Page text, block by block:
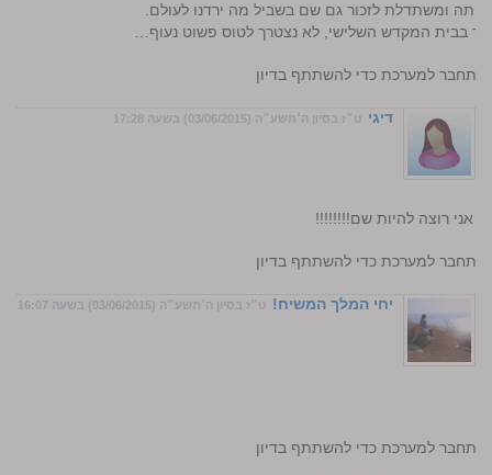
ומשתדלת לזכור גם שם בשביל מה ירדנו לעולם.
בבית המקדש השלישי, לא נצטרך לטוס פשוט נעוף…
התחבר למערכת כדי להשתתף בדיון
דיגי ט״ז בסיון ה׳תשע״ה (03/06/2015) בשעה 17:28
אני רוצה להיות שם!!!!!!!!
התחבר למערכת כדי להשתתף בדיון
יחי המלך המשיח! ט״ז בסיון ה׳תשע״ה (03/06/2015) בשעה 16:07
התחבר למערכת כדי להשתתף בדיון